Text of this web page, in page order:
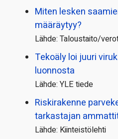
Miten lesken
määräytyy?
Lähde: Taloustaito/
Tekoäly loi juuri
luonnosta
Lähde: YLE tiede
Riskirakenne
tarkastajan
Lähde: Kiinteistölehti